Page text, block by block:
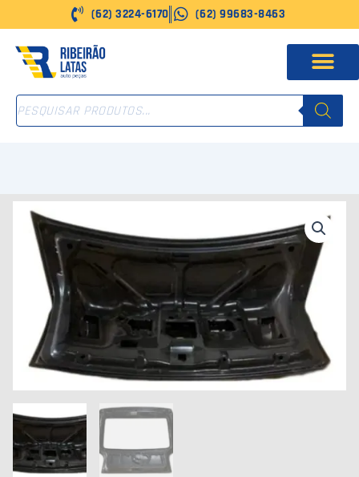
para
conteúdo
(62) 3224-6170 (62) 99683-8463
PESQUISAR
PRODUTOS